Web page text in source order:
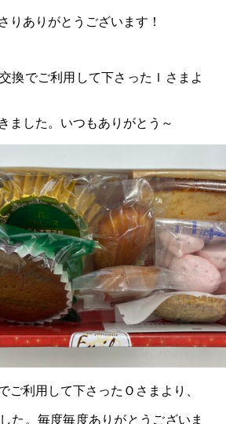
りありがとうございます！
換でご利用して下さったＩさまよ
ました。いつもありがとう～
ご利用して下さったＯさまより、
た。毎度毎度ありがとうございま